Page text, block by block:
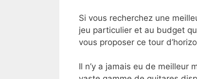
Si vous recherchez une
jeu particulier et au budget
vous proposer ce tour
Il n’y a jamais eu de meilleur